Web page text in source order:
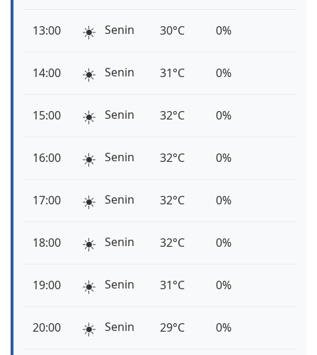
13:00 ☀️ Senin 30°C 0%
14:00 ☀️ Senin 31°C 0%
15:00 ☀️ Senin 32°C 0%
16:00 ☀️ Senin 32°C 0%
17:00 ☀️ Senin 32°C 0%
18:00 ☀️ Senin 32°C 0%
19:00 ☀️ Senin 31°C 0%
20:00 ☀️ Senin 29°C 0%